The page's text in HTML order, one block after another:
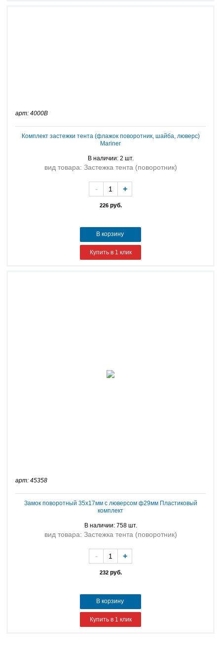
арт: 4000B
Комплект застежки тента (флажок поворотник, шайба, люверс)
Mariner
В наличии: 2 шт.
вид товара: Застежка тента (поворотник)
226руб.
- +
В корзину
Купить в 1 клик
арт: 45358
Замок поворотный 35х17мм с люверсом ф29мм Пластиковый
комплект
В наличии: 758 шт.
вид товара: Застежка тента (поворотник)
232руб.
- +
В корзину
Купить в 1 клик